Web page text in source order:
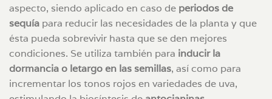
aspecto, siendo aplicado en caso de periodos de
sequía para reducir las necesidades de la planta y que
ésta pueda sobrevivir hasta que se den mejores
condiciones. Se utiliza también para inducir la
dormancia o letargo en las semillas, así como para
incrementar los tonos rojos en variedades de uva,